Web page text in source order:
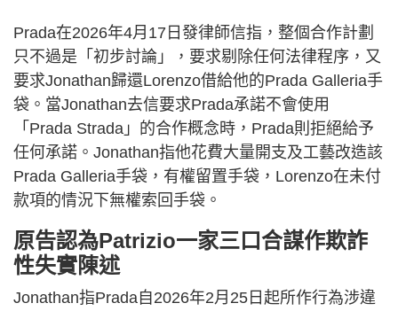
Prada在2026年4月17日發律師信指，整個合作計劃
只不過是「初步討論」，要求剔除任何法律程序，又
要求Jonathan歸還Lorenzo借給他的Prada Galleria手
袋。當Jonathan去信要求Prada承諾不會使用
「Prada Strada」的合作概念時，Prada則拒絕給予
任何承諾。Jonathan指他花費大量開支及工藝改造該
Prada Galleria手袋，有權留置手袋，Lorenzo在未付
款項的情況下無權索回手袋。
原告認為Patrizio一家三口合謀作欺詐
性失實陳述
Jonathan指Prada自2026年2月25日起所作行為涉違